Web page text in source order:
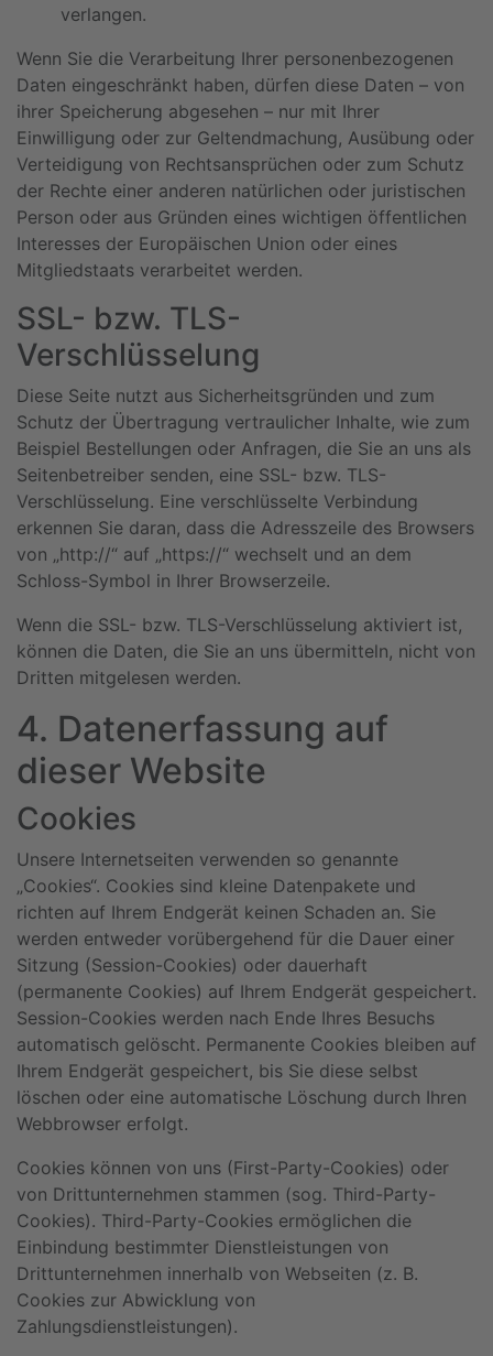
verlangen.
Wenn Sie die Verarbeitung Ihrer personenbezogenen
Daten eingeschränkt haben, dürfen diese Daten – von
ihrer Speicherung abgesehen – nur mit Ihrer
Einwilligung oder zur Geltendmachung, Ausübung oder
Verteidigung von Rechtsansprüchen oder zum Schutz
der Rechte einer anderen natürlichen oder juristischen
Person oder aus Gründen eines wichtigen öffentlichen
Interesses der Europäischen Union oder eines
Mitgliedstaats verarbeitet werden.
SSL- bzw. TLS-
Verschlüsselung
Diese Seite nutzt aus Sicherheitsgründen und zum
Schutz der Übertragung vertraulicher Inhalte, wie zum
Beispiel Bestellungen oder Anfragen, die Sie an uns als
Seitenbetreiber senden, eine SSL- bzw. TLS-
Verschlüsselung. Eine verschlüsselte Verbindung
erkennen Sie daran, dass die Adresszeile des Browsers
von „http://“ auf „https://“ wechselt und an dem
Schloss-Symbol in Ihrer Browserzeile.
Wenn die SSL- bzw. TLS-Verschlüsselung aktiviert ist,
können die Daten, die Sie an uns übermitteln, nicht von
Dritten mitgelesen werden.
4. Datenerfassung auf
dieser Website
Cookies
Unsere Internetseiten verwenden so genannte
„Cookies“. Cookies sind kleine Datenpakete und
richten auf Ihrem Endgerät keinen Schaden an. Sie
werden entweder vorübergehend für die Dauer einer
Sitzung (Session-Cookies) oder dauerhaft
(permanente Cookies) auf Ihrem Endgerät gespeichert.
Session-Cookies werden nach Ende Ihres Besuchs
automatisch gelöscht. Permanente Cookies bleiben auf
Ihrem Endgerät gespeichert, bis Sie diese selbst
löschen oder eine automatische Löschung durch Ihren
Webbrowser erfolgt.
Cookies können von uns (First-Party-Cookies) oder
von Drittunternehmen stammen (sog. Third-Party-
Cookies). Third-Party-Cookies ermöglichen die
Einbindung bestimmter Dienstleistungen von
Drittunternehmen innerhalb von Webseiten (z. B.
Cookies zur Abwicklung von
Zahlungsdienstleistungen).